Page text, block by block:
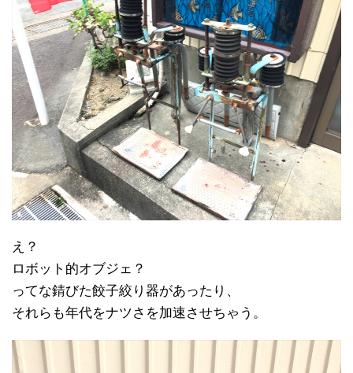
え？
ロボット的オブジェ？
ってな錆びた餃子絞り器があったり、
それらも年代をナツさを加速させちゃう。